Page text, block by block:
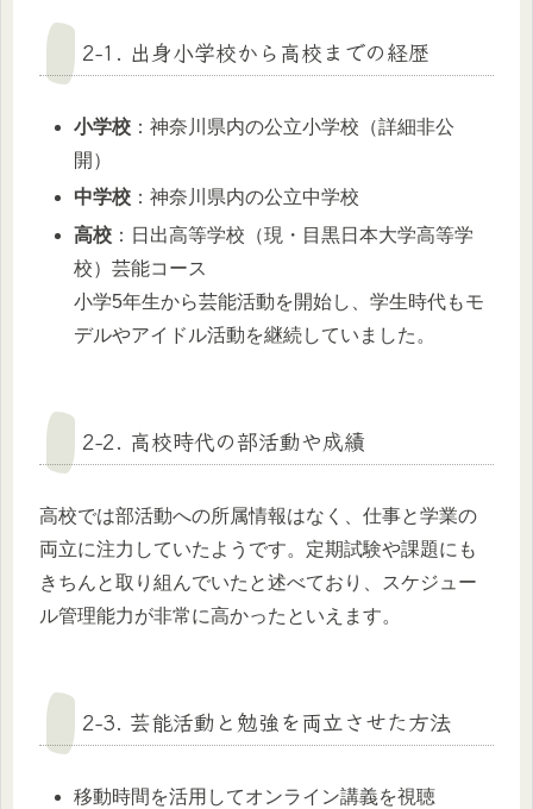
2-1. 出身小学校から高校までの経歴
小学校 ：神奈川県内の公立小学校（詳細非公
開）
中学校 ：神奈川県内の公立中学校
高校 ：日出高等学校（現・目黒日本大学高等学
校）芸能コース
小学5年生から芸能活動を開始し、学生時代もモ
デルやアイドル活動を継続していました。
2-2. 高校時代の部活動や成績
高校では部活動への所属情報はなく、仕事と学業の
両立に注力していたようです。定期試験や課題にも
きちんと取り組んでいたと述べており、スケジュー
ル管理能力が非常に高かったといえます。
2-3. 芸能活動と勉強を両立させた方法
移動時間を活用してオンライン講義を視聴